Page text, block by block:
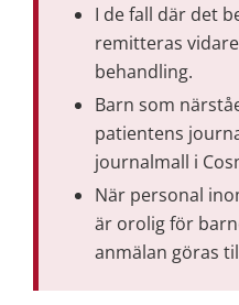
I de fall där det
remitteras
behandling.
Barn som
patientens
journalmall i
När personal
är orolig för
anmälan göras